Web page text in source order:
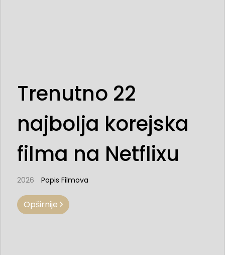
Trenutno 22
najbolja korejska
filma na Netflixu
2026 Popis Filmova
Opširnije